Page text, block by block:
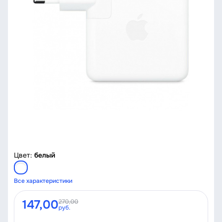
Цвет: белый
Все характеристики
147,00270,00
руб.